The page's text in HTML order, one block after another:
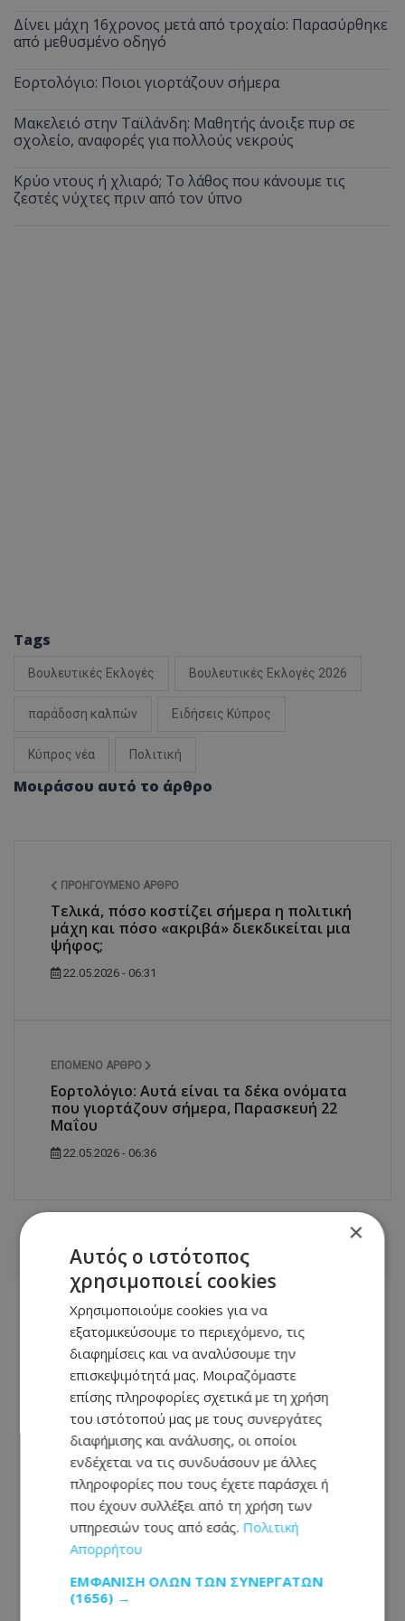
Δίνει μάχη 16χρονος μετά από τροχαίο: Παρασύρθηκε
από μεθυσμένο οδηγό
Εορτολόγιο: Ποιοι γιορτάζουν σήμερα
Μακελειό στην Ταϊλάνδη: Μαθητής άνοιξε πυρ σε
σχολείο, αναφορές για πολλούς νεκρούς
Κρύο ντους ή χλιαρό; Το λάθος που κάνουμε τις
ζεστές νύχτες πριν από τον ύπνο
Tags
Βουλευτικές Εκλογές Βουλευτικές Εκλογές 2026
παράδοση καλπών Ειδήσεις Κύπρος
Κύπρος νέα Πολιτική
Μοιράσου αυτό το άρθρο
ΠΡΟΗΓΟΎΜΕΝΟ ΆΡΘΡΟ
Τελικά, πόσο κοστίζει σήμερα η πολιτική
μάχη και πόσο «ακριβά» διεκδικείται μια
ψήφος;
22.05.2026 - 06:31
ΕΠΌΜΕΝΟ ΆΡΘΡΟ
Εορτολόγιο: Αυτά είναι τα δέκα ονόματα
που γιορτάζουν σήμερα, Παρασκευή 22
Μαΐου
22.05.2026 - 06:36
ΣΧΕΤΙΚΑ ΑΡΘΡΑ
Θρίλερ στην ΕΔΕΚ με τις
υποψηφιότητες: Στο μικροσκόπιο η
Σοφία Χριστοδούλου Μακρή
×
Αυτός ο ιστότοπος
χρησιμοποιεί cookies
Χρησιμοποιούμε cookies για να
εξατομικεύσουμε το περιεχόμενο, τις
διαφημίσεις και να αναλύσουμε την
επισκεψιμότητά μας. Μοιραζόμαστε
επίσης πληροφορίες σχετικά με τη χρήση
του ιστότοπού μας με τους συνεργάτες
διαφήμισης και ανάλυσης, οι οποίοι
ενδέχεται να τις συνδυάσουν με άλλες
πληροφορίες που τους έχετε παράσχει ή
που έχουν συλλέξει από τη χρήση των
υπηρεσιών τους από εσάς. Πολιτική
Απορρήτου
ΕΜΦΆΝΙΣΗ ΌΛΩΝ ΤΩΝ ΣΥΝΕΡΓΑΤΏΝ
(1656) →